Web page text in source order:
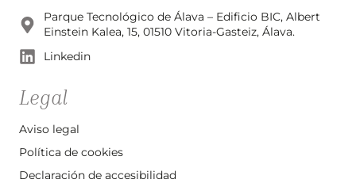
Parque Tecnológico de Álava – Edificio BIC, Albert
Einstein Kalea, 15, 01510 Vitoria-Gasteiz, Álava.
Linkedin
Legal
Aviso legal
Política de cookies
Declaración de accesibilidad